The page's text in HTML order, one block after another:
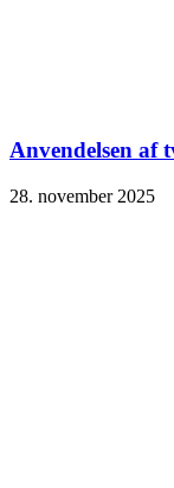
Anvendelsen af
28. november 2025